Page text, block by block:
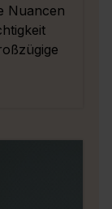
Nuancen